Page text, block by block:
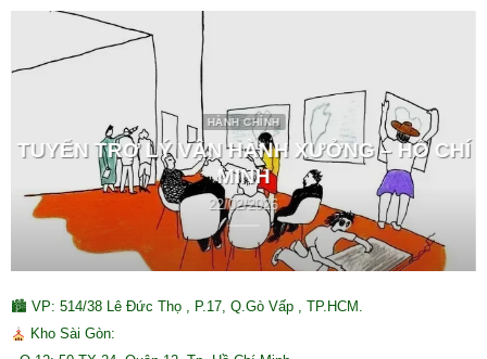
HÀNH CHÍNH
TUYỂN TRỢ LÝ VẬN HÀNH XƯỞNG – HỒ CHÍ
MINH
22/02/2026
🏙 VP: 514/38 Lê Đức Thọ , P.17, Q.Gò Vấp , TP.HCM.
Kho Sài Gòn: